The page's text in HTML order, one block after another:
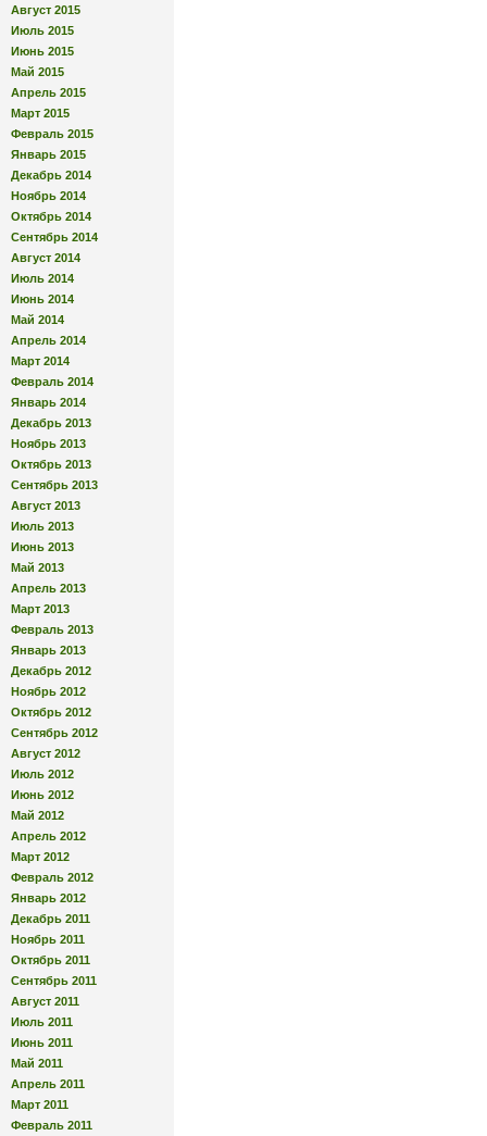
Август 2015
Июль 2015
Июнь 2015
Май 2015
Апрель 2015
Март 2015
Февраль 2015
Январь 2015
Декабрь 2014
Ноябрь 2014
Октябрь 2014
Сентябрь 2014
Август 2014
Июль 2014
Июнь 2014
Май 2014
Апрель 2014
Март 2014
Февраль 2014
Январь 2014
Декабрь 2013
Ноябрь 2013
Октябрь 2013
Сентябрь 2013
Август 2013
Июль 2013
Июнь 2013
Май 2013
Апрель 2013
Март 2013
Февраль 2013
Январь 2013
Декабрь 2012
Ноябрь 2012
Октябрь 2012
Сентябрь 2012
Август 2012
Июль 2012
Июнь 2012
Май 2012
Апрель 2012
Март 2012
Февраль 2012
Январь 2012
Декабрь 2011
Ноябрь 2011
Октябрь 2011
Сентябрь 2011
Август 2011
Июль 2011
Июнь 2011
Май 2011
Апрель 2011
Март 2011
Февраль 2011